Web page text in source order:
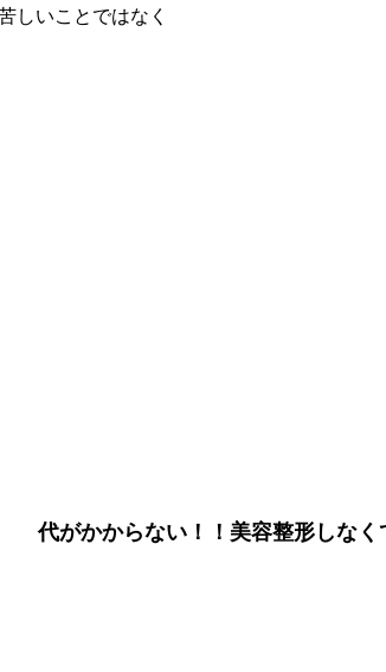
しいことではなく
代がかからない！！美容整形しなく